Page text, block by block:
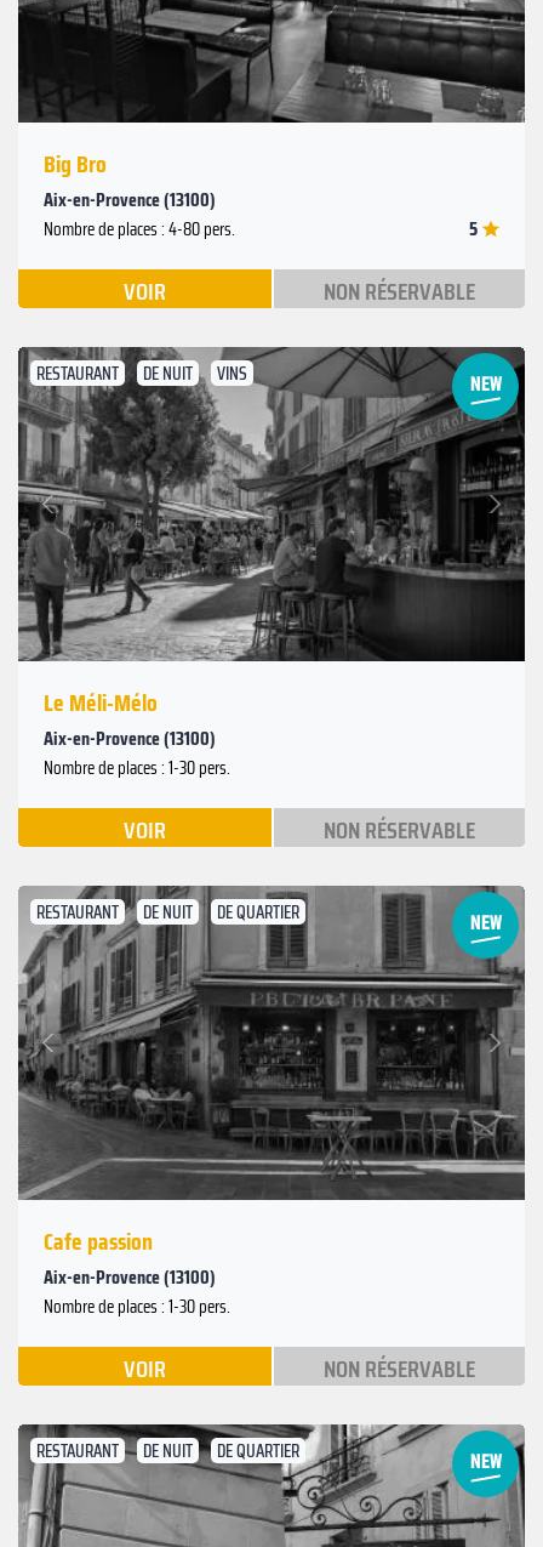
Big Bro
Aix-en-Provence (13100)
Nombre de places : 4-80 pers. 5
VOIR NON RÉSERVABLE
RESTAURANT DE NUIT VINS
Précédent
Suivant
Le Méli-Mélo
Aix-en-Provence (13100)
Nombre de places : 1-30 pers.
VOIR NON RÉSERVABLE
RESTAURANT DE NUIT DE QUARTIER
Précédent
Suivant
Cafe passion
Aix-en-Provence (13100)
Nombre de places : 1-30 pers.
VOIR NON RÉSERVABLE
RESTAURANT DE NUIT DE QUARTIER